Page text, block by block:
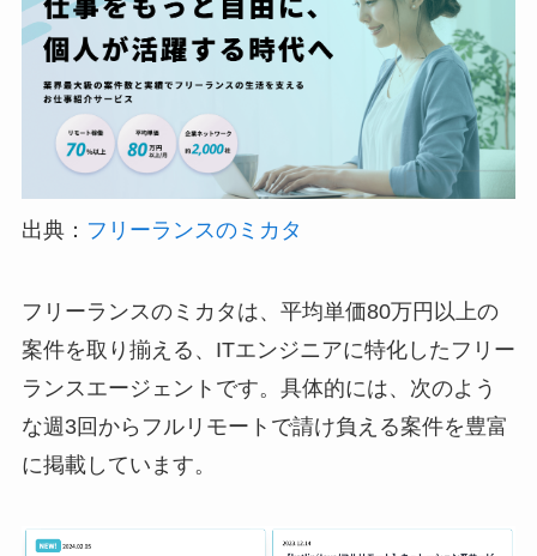
出典： フリーランスのミカタ
フリーランスのミカタは、平均単価80万円以上の
案件を取り揃える、ITエンジニアに特化したフリー
ランスエージェントです。具体的には、次のよう
な週3回からフルリモートで請け負える案件を豊富
に掲載しています。